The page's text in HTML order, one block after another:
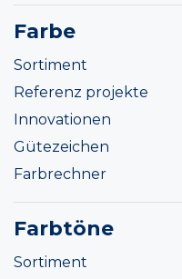
Farbe
Sortiment
Referenz projekte
Innovationen
Gütezeichen
Farbrechner
Farbtöne
Sortiment